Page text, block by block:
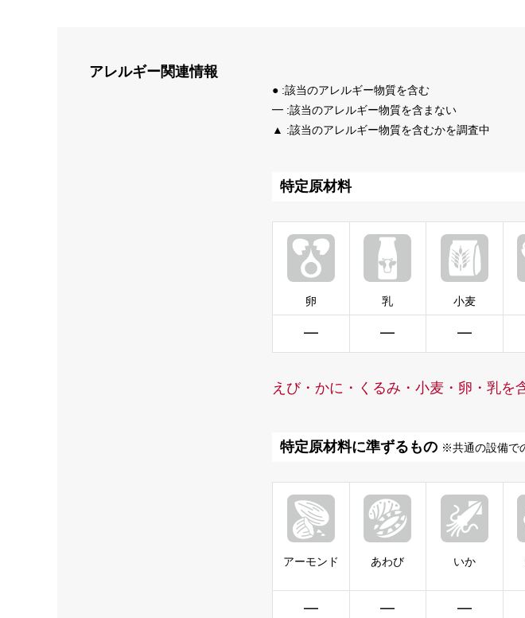
アレルギー関連情報
● :該当のアレルギー物質を含む
━ :該当のアレルギー物質を含まない
▲ :該当のアレルギー物質を含むかを調査中
特定原材料
卵
━
乳
━
小麦
━
えび・かに・くるみ・小麦・卵・乳を
特定原材料に準ずるもの ※共通の設備で
アーモンド
━
あわび
━
いか
━